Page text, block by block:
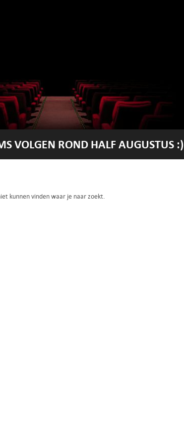
VOLGEN ROND HALF AUGUSTUS :)
kunnen vinden waar je naar zoekt.